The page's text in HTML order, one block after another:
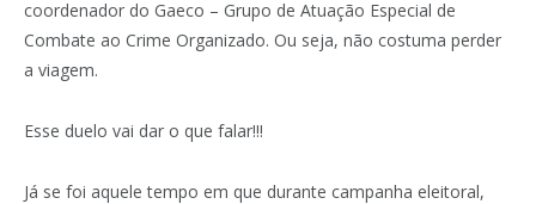
coordenador do Gaeco – Grupo de Atuação Especial de
Combate ao Crime Organizado. Ou seja, não costuma perder
a viagem.
Esse duelo vai dar o que falar!!!
Já se foi aquele tempo em que durante campanha eleitoral,